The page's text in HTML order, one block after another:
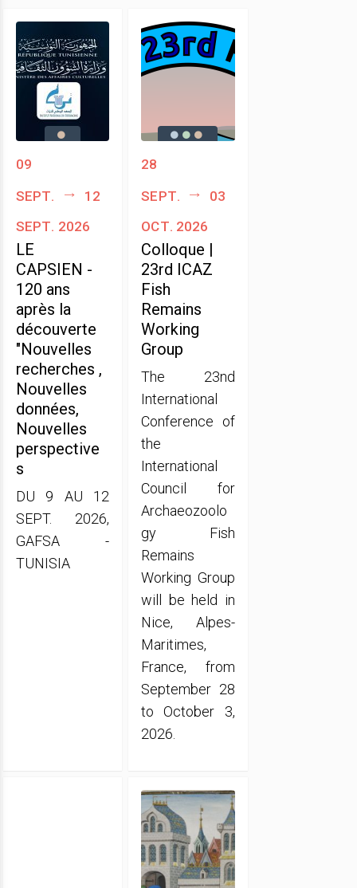
09
sept.
12
sept. 2026
LE
CAPSIEN -
120 ans
après la
découverte
"Nouvelles
recherches ,
Nouvelles
données,
Nouvelles
perspective
s
DU 9 AU 12
SEPT. 2026,
GAFSA -
TUNISIA
28
sept.
03
oct. 2026
Colloque |
23rd ICAZ
Fish
Remains
Working
Group
The 23nd
International
Conference of
the
International
Council for
Archaeozoolo
gy Fish
Remains
Working Group
will be held in
Nice, Alpes-
Maritimes,
France, from
September 28
to October 3,
2026.